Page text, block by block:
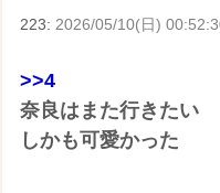
223: 2026/05/10(日)
>>4
奈良はまた行きたい
しかも可愛かった